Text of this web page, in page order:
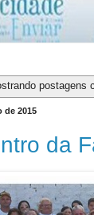
postagens
de 2015
da